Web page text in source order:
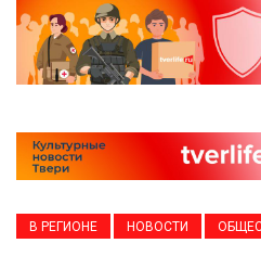
В РЕГИОНЕ НОВОСТИ